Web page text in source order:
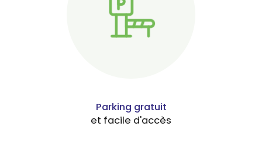
Parking gratuit
et facile d'accès